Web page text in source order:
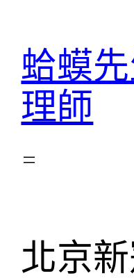
蛤蟆
理師
北京